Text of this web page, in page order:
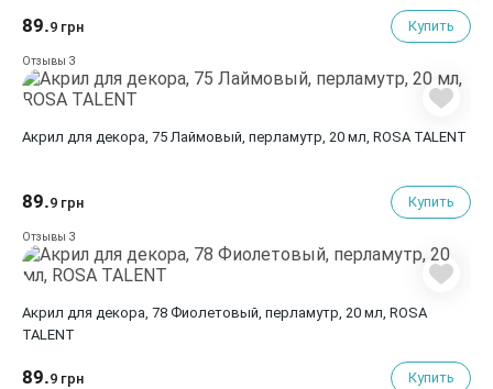
89.9 грн Купить
Отзывы 3
Акрил для декора, 75 Лаймовый, перламутр, 20 мл, ROSA TALENT
89.9 грн Купить
Отзывы 3
Акрил для декора, 78 Фиолетовый, перламутр, 20 мл, ROSA
TALENT
89.9 грн Купить